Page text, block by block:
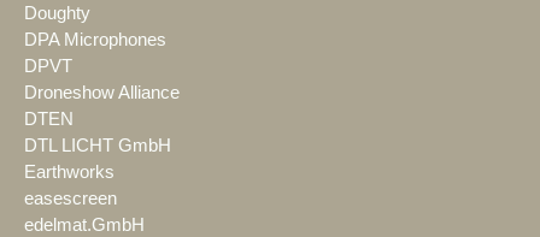
Doughty
DPA Microphones
DPVT
Droneshow Alliance
DTEN
DTL LICHT GmbH
Earthworks
easescreen
edelmat.GmbH